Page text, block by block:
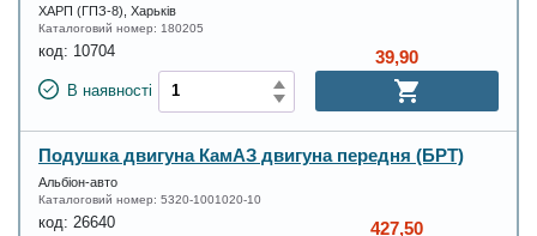
ХАРП (ГПЗ-8), Харьків
Каталоговий номер: 180205
код: 10704
В наявності
39,90
Подушка двигуна КамАЗ двигуна передня (БРТ)
Альбіон-авто
Каталоговий номер: 5320-1001020-10
код: 26640 427,50